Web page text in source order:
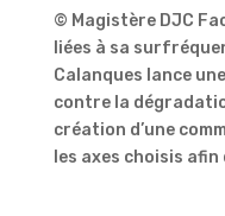
© Magistère DJC
liées à sa
Calanques lance
contre la
création d’une
les axes choisis afin